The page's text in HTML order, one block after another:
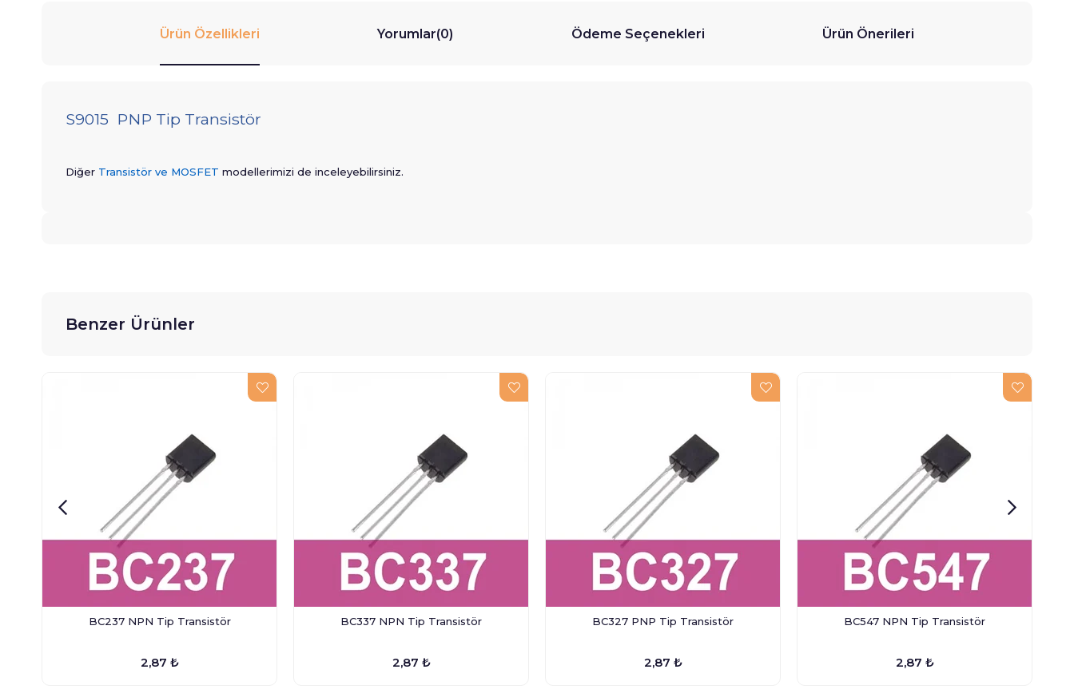
Ürün Özellikleri Yorumlar(0) Ödeme Seçenekleri Ürün Önerileri
S9015 PNP Tip Transistör
Diğer Transistör ve MOSFET modellerimizi de inceleyebilirsiniz.
Benzer Ürünler
BC237 NPN Tip Transistör
2,87 ₺
BC337 NPN Tip Transistör
2,87 ₺
BC327 PNP Tip Transistör
2,87 ₺
BC547 NPN Tip Transistör
2,87 ₺